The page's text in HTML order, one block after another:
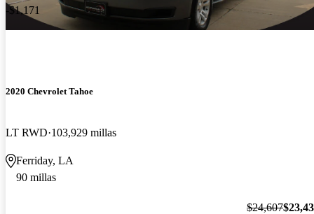
-$1,171
2020 Chevrolet Tahoe
LT RWD 103,929 millas
Ferriday, LA
90 millas
$24,607